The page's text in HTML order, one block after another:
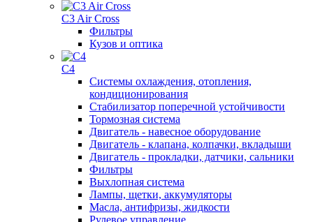
C3 Air Cross
Фильтры
Кузов и оптика
C4
Системы охлаждения, отопления,
кондиционирования
Стабилизатор поперечной устойчивости
Тормозная система
Двигатель - навесное оборудование
Двигатель - клапана, колпачки, вкладыши
Двигатель - прокладки, датчики, сальники
Фильтры
Выхлопная система
Лампы, щетки, аккумуляторы
Масла, антифризы, жидкости
Рулевое управление